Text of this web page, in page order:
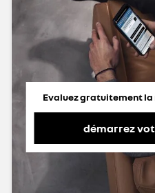
Evaluez gratuitement
démarrez